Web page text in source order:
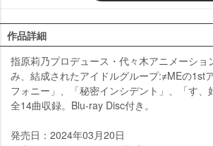
作品詳細
指原莉乃プロデュース・代々木アニメーショ
み、結成されたアイドルグループ:≠MEの1st
フォニー」、「秘密インシデント」、「す、
全14曲収録。Blu-ray Disc付き。
発売日：2024年03月20日